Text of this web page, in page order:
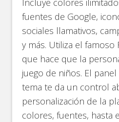
Incluye colores
fuentes de Google,
sociales llamativos,
y más. Utiliza el famoso
que hace que la
juego de niños. El
tema te da un control
personalización de la
colores, fuentes, hasta